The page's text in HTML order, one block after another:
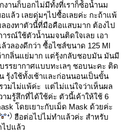
งานก็บอกไม่มีทั้งที่เราก็ซ์้อน้ำนม
ล้ว เลยดุ่มๆไปซื้อเลยค่ะ กะถ้าแพ้
องทาตัวนี้ที่มือคือแสบมาก ต้องไป
รณ์ใช้ตัวน้ำนมจนติดใจเลย เอา
วลองดีกว่า ซื้อไซส์ขนาด 125 Ml
ากลิ่นแย่มาก แต่รุ้งกลับชอบมัน มันมี
รรยากาศแบบทะเลๆ ชอบนะคะ ติด
รุ้งใช้ทั้งเช้าและก่อนนอนเป็นขั้น
วมไม่แพ้ค่ะ แต่ไม่แน่ใจว่าเห็นผล
มรู้สึกที่ได้ใช้ค่ะ ตัวนี้เค้าให้ใช้ 6
โดยเยาะกับเม็ด Mask ด้วยค่ะ
ฮือต่อไปไม่ทำแล้วค่ะ สำหรับ
ปแล้ว